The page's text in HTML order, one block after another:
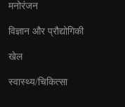
मनोरंजन
विज्ञान और प्रौद्योगिकी
खेल
स्वास्थ्य/चिकित्सा